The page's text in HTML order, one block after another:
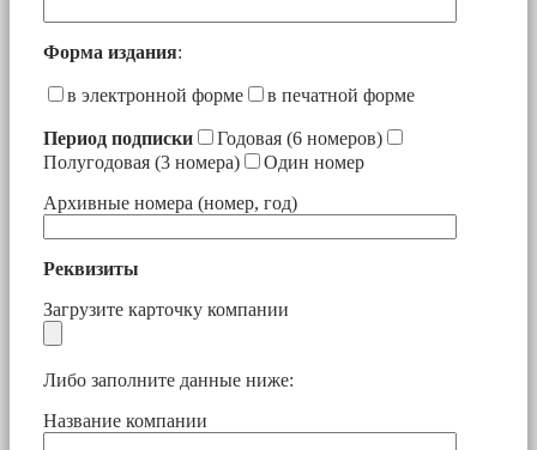
Форма издания:
в электронной форме в печатной форме
Период подписки
Годовая (6 номеров)
Полугодовая (3 номера)
Один номер
Архивные номера (номер, год)
Реквизиты
Загрузите карточку компании
Либо заполните данные ниже:
Название компании